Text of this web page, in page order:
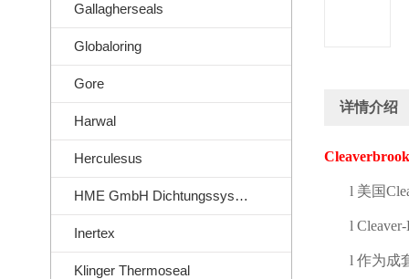
Gallagherseals
Globaloring
Gore
Harwal
Herculesus
HME GmbH Dichtungssysteme
Inertex
Klinger Thermoseal
详情介绍
l 美国
l
l 作为成